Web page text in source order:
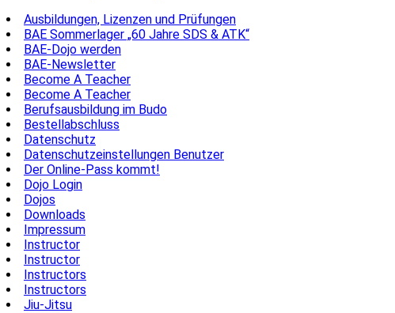
Ausbildungen, Lizenzen und Prüfungen
BAE Sommerlager „60 Jahre SDS & ATK“
BAE-Dojo werden
BAE-Newsletter
Become A Teacher
Become A Teacher
Berufsausbildung im Budo
Bestellabschluss
Datenschutz
Datenschutzeinstellungen Benutzer
Der Online-Pass kommt!
Dojo Login
Dojos
Downloads
Impressum
Instructor
Instructor
Instructors
Instructors
Jiu-Jitsu